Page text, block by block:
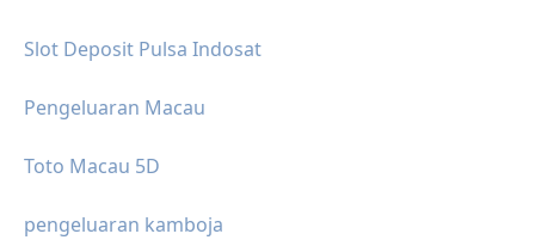
Slot Deposit Pulsa Indosat
Pengeluaran Macau
Toto Macau 5D
pengeluaran kamboja